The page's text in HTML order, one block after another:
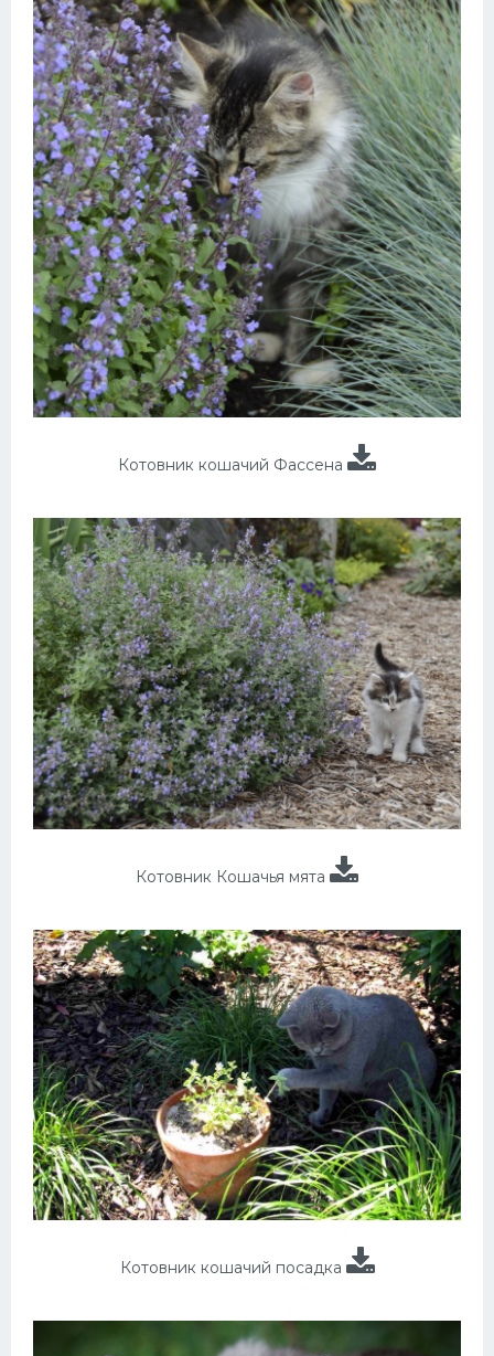
Котовник кошачий Фассена
Котовник Кошачья мята
Котовник кошачий посадка